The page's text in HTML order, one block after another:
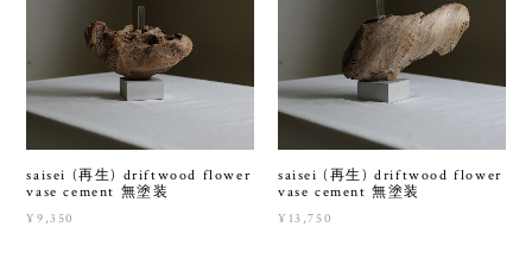
saisei (再生) driftwood flower
vase cement 無塗装
¥9,350
saisei (再生) driftwood flower
vase cement 無塗装
¥13,750